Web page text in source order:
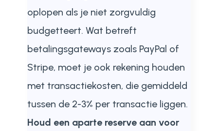
oplopen als je niet zorgvuldig
budgetteert. Wat betreft
betalingsgateways zoals PayPal of
Stripe, moet je ook rekening houden
met transactiekosten, die gemiddeld
tussen de 2-3% per transactie liggen.
Houd een aparte reserve aan voor